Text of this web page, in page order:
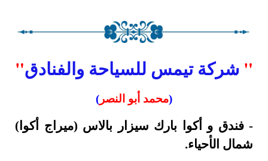
" شركة تيمس للسياحة والفنادق"
(محمد أبو النصر )
- فندق و أكوا بارك سيزار بالاس (ميراج أكوا)
شمال الأحياء.